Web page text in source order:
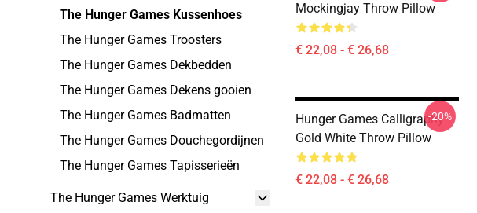
The Hunger Games Kussenhoes
The Hunger Games Troosters
The Hunger Games Dekbedden
The Hunger Games Dekens gooien
The Hunger Games Badmatten
The Hunger Games Douchegordijnen
The Hunger Games Tapisserieën
The Hunger Games Werktuig
Mockingjay Throw Pillow
€ 22,08 - € 26,68
Hunger Games Calligraphy
Gold White Throw Pillow
€ 22,08 - € 26,68
-20%